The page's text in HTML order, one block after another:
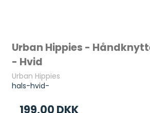
Urban Hippies -
- Hvid
Urban Hippies
hals-hvid-
199,00 DKK